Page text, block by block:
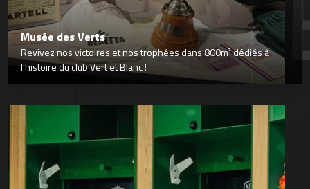
Musée des Verts
Revivez nos victoires et nos trophées dans 800m² dédiés à
l’histoire du club Vert et Blanc !